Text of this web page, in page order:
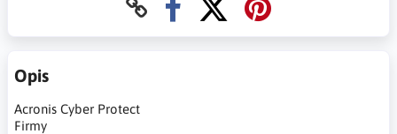
Opis
Acronis Cyber Protect
Firmy